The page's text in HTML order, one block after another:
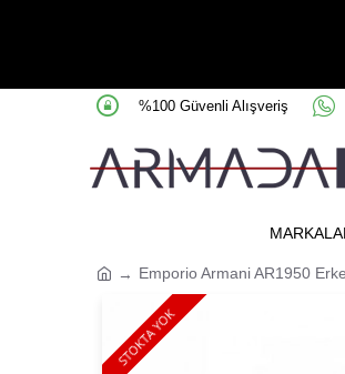
%100 Güvenli Alışveriş
Emporio Armani AR1950
STOKTA YOK